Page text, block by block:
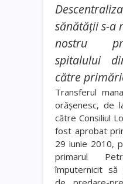
sănătăţii s-a
nostru
spitalului
către
Transferul
orăşenesc, de
către Consiliul
fost aprobat
29 iunie 2010,
primarul
împuternicit să